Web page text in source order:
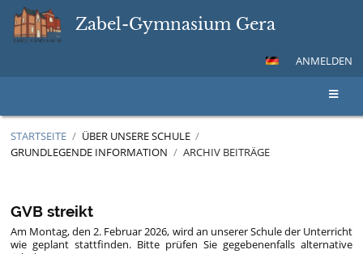
Zabel-Gymnasium Gera
ANMELDEN
STARTSEITE / ÜBER UNSERE SCHULE /
GRUNDLEGENDE INFORMATION / ARCHIV BEITRÄGE
Beiträge
GVB streikt
Am Montag, den 2. Februar 2026, wird an unserer Schule der Unterricht
wie geplant stattfinden. Bitte prüfen Sie gegebenenfalls alternative